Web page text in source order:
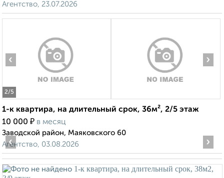
Агентство, 23.07.2026
2/5
‹ ›
1-к квартира, на длительный срок, 36м², 2/5 этаж
10 000 ₽ в месяц
Заводской район, Маяковского 60
Агентство, 03.08.2026
‹ ›